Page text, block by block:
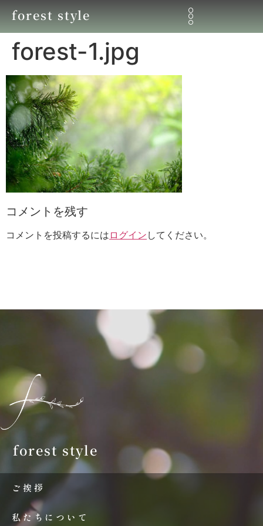
forest style
forest-1.jpg
コメントを残す
コメントを投稿するには ログイン してください。
forest style
ご挨拶
私たちについて